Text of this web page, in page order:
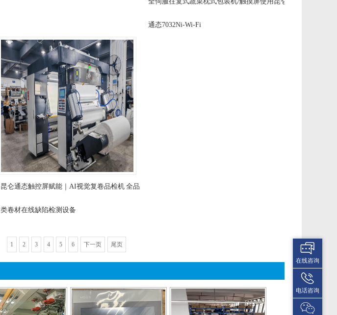
通态7032Ni-Wi-Fi
昆仑通态触控屏赋能｜AI视觉复卷品检机 全品
类卷材在线缺陷检测设备
1 2 3 4 5 6 下一页 尾页
在线咨询
电话咨询